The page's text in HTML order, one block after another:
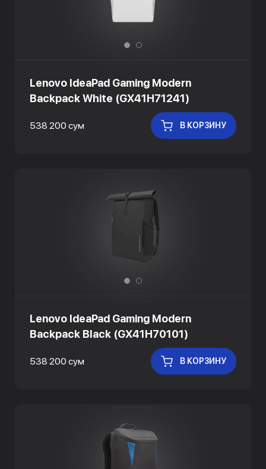
Lenovo IdeaPad Gaming Modern
Backpack White (GX41H71241)
538 200 сум В КОРЗИНУ
Lenovo IdeaPad Gaming Modern
Backpack Black (GX41H70101)
538 200 сум В КОРЗИНУ